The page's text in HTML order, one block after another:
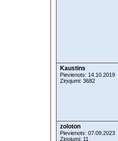
Kaustins
Pievienots: 14.10.2019
Ziņojumi: 3682
zoloton
Pievienots: 07.09.2023
Ziņojumi: 11